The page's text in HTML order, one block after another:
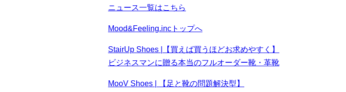
ニュース一覧はこちら
Mood&Feeling.incトップへ
StairUp Shoes |【買えば買うほどお求めやすく】
ビジネスマンに贈る本当のフルオーダー靴・革靴
MooV Shoes | 【足と靴の問題解決型】